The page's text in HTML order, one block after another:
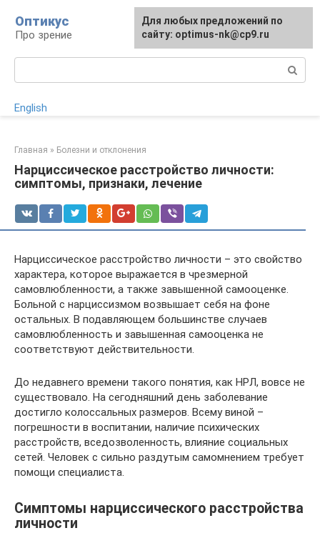
контенту
Оптикус
Про зрение
English
Главная » Болезни и отклонения
Нарциссическое расстройство личности:
симптомы, признаки, лечение
Нарциссическое расстройство личности – это свойство
характера, которое выражается в чрезмерной
самовлюбленности, а также завышенной самооценке.
Больной с нарциссизмом возвышает себя на фоне
остальных. В подавляющем большинстве случаев
самовлюбленность и завышенная самооценка не
соответствуют действительности.
До недавнего времени такого понятия, как НРЛ, вовсе не
существовало. На сегодняшний день заболевание
достигло колоссальных размеров. Всему виной –
погрешности в воспитании, наличие психических
расстройств, вседозволенность, влияние социальных
сетей. Человек с сильно раздутым самомнением требует
помощи специалиста.
Симптомы нарциссического расстройства
личности
Для любых предложений по
сайту: optimus-nk@cp9.ru